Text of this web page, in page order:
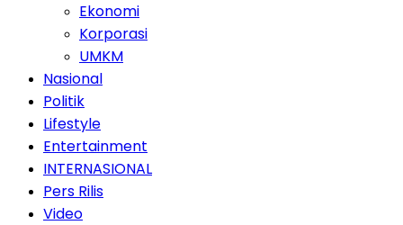
Ekonomi
Korporasi
UMKM
Nasional
Politik
Lifestyle
Entertainment
INTERNASIONAL
Pers Rilis
Video